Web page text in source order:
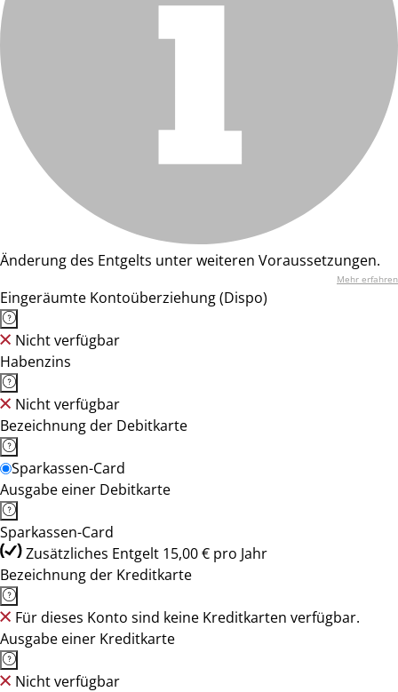
Änderung des Entgelts unter weiteren Voraussetzungen.
Mehr erfahren
Eingeräumte Kontoüberziehung (Dispo)
Nicht verfügbar
Habenzins
Nicht verfügbar
Bezeichnung der Debitkarte
Sparkassen-Card
Ausgabe einer Debitkarte
Sparkassen-Card
Zusätzliches Entgelt 15,00 € pro Jahr
Bezeichnung der Kreditkarte
Für dieses Konto sind keine Kreditkarten verfügbar.
Ausgabe einer Kreditkarte
Nicht verfügbar